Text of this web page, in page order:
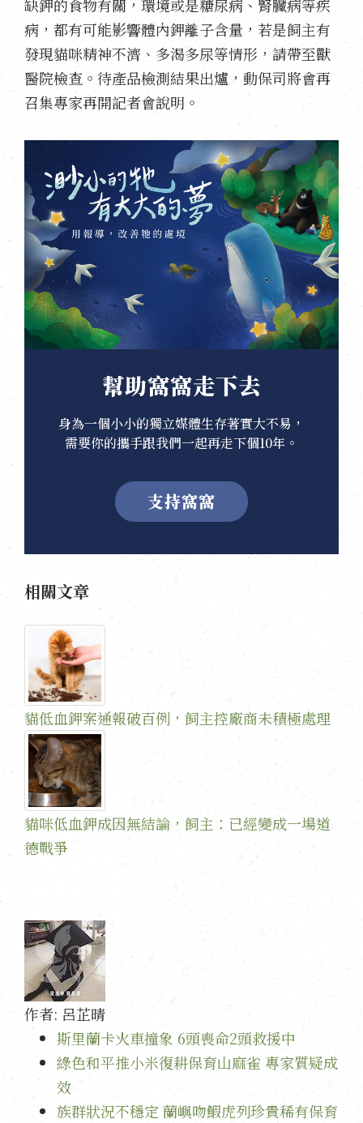
缺鉀的食物有關，環境或是糖尿病、腎臟病等疾
病，都有可能影響體內鉀離子含量，若是飼主有
發現貓咪精神不濟、多渴多尿等情形，請帶至獸
醫院檢查。待產品檢測結果出爐，動保司將會再
召集專家再開記者會說明。
幫助窩窩走下去
身為一個小小的獨立媒體生存著實大不易，
需要你的攜手跟我們一起再走下個10年。
支持窩窩
相關文章
貓低血鉀案通報破百例，飼主控廠商未積極處理
貓咪低血鉀成因無結論，飼主：已經變成一場道
德戰爭
作者: 呂芷晴
斯里蘭卡火車撞象 6頭喪命2頭救援中
綠色和平推小米復耕保育山麻雀 專家質疑成
效
族群狀況不穩定 蘭嶼吻鰕虎列珍貴稀有保育